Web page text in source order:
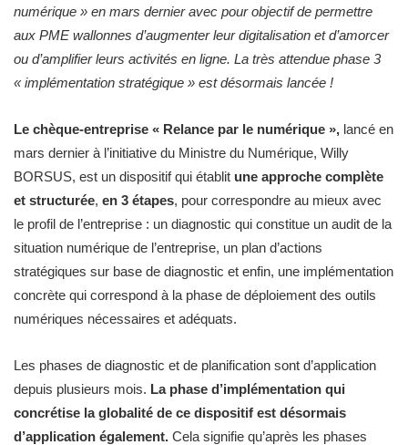
numérique » en mars dernier avec pour objectif de permettre
aux PME wallonnes d’augmenter leur digitalisation et d’amorcer
ou d’amplifier leurs activités en ligne. La très attendue phase 3
« implémentation stratégique » est désormais lancée !
Le chèque-entreprise « Relance par le numérique », lancé en
mars dernier à l’initiative du Ministre du Numérique, Willy
BORSUS, est un dispositif qui établit une approche complète
et structurée, en 3 étapes, pour correspondre au mieux avec
le profil de l’entreprise : un diagnostic qui constitue un audit de la
situation numérique de l’entreprise, un plan d’actions
stratégiques sur base de diagnostic et enfin, une implémentation
concrète qui correspond à la phase de déploiement des outils
numériques nécessaires et adéquats.
Les phases de diagnostic et de planification sont d’application
depuis plusieurs mois. La phase d’implémentation qui
concrétise la globalité de ce dispositif est désormais
d’application également. Cela signifie qu’après les phases